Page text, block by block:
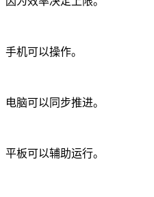
手机可以操作。
电脑可以同步推进。
平板可以辅助运行。